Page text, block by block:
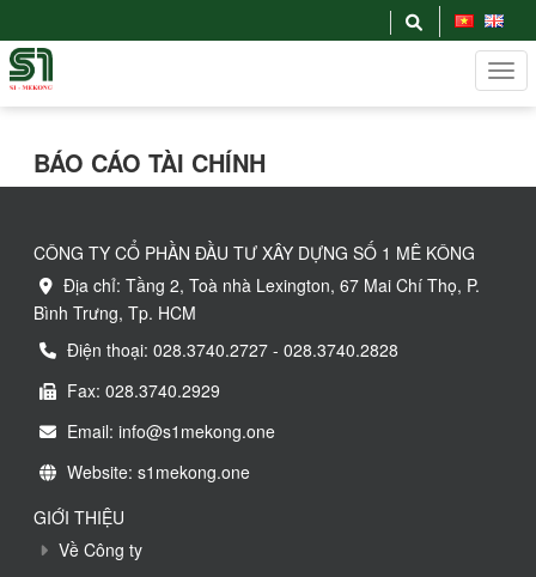
BÁO CÁO TÀI CHÍNH
CÔNG TY CỔ PHẦN ĐẦU TƯ XÂY DỰNG SỐ 1 MÊ KÔNG
Địa chỉ: Tầng 2, Toà nhà Lexington, 67 Mai Chí Thọ, P.
Bình Trưng, Tp. HCM
Điện thoại: 028.3740.2727 - 028.3740.2828
Fax: 028.3740.2929
Email: info@s1mekong.one
Website: s1mekong.one
GIỚI THIỆU
Về Công ty